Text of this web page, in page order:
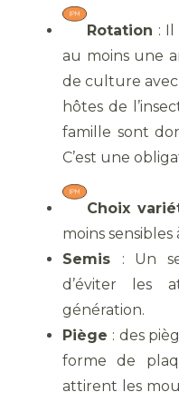
Rotation :
au moins une
de culture
hôtes de
famille sont
C’est une
Choix
moins sensibles
Semis : Un
d’éviter les
génération.
Piège : des
forme de
attirent les